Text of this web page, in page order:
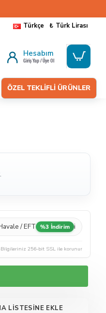
Türkçe ₺ Türk Lirası
Hesabım
Giriş Yap / Üye Ol
ÖZEL TEKLIFLI ÜRÜNLER
/ EFT %3 İndirim i
Bilgileriniz 256-bit SSL ile korunur
LISTESINE EKLE